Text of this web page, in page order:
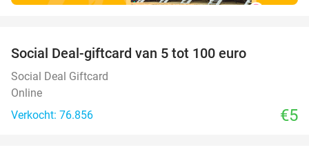
Social Deal-giftcard van 5 tot 100 euro
Social Deal Giftcard
Online
Verkocht: 76.856
€5